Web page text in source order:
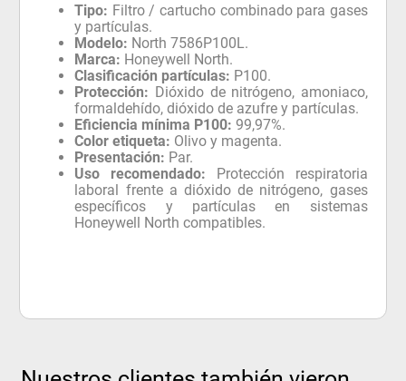
Tipo: Filtro / cartucho combinado para gases
y partículas.
Modelo: North 7586P100L.
Marca: Honeywell North.
Clasificación partículas: P100.
Protección: Dióxido de nitrógeno, amoniaco,
formaldehído, dióxido de azufre y partículas.
Eficiencia mínima P100: 99,97%.
Color etiqueta: Olivo y magenta.
Presentación: Par.
Uso recomendado: Protección respiratoria
laboral frente a dióxido de nitrógeno, gases
específicos y partículas en sistemas
Honeywell North compatibles.